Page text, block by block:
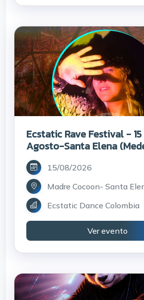
Ecstatic Rave Festival - 15
Agosto-Santa Elena
15/08/2026
Madre Cocoon- Santa
Ecstatic Dance Colombia
Ver evento